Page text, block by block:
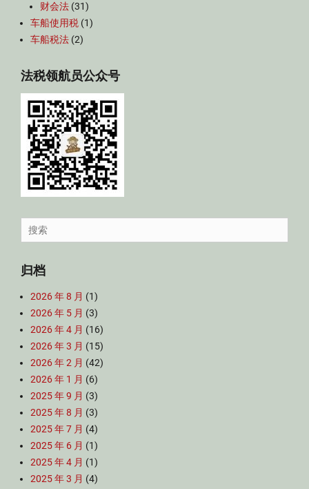
财会法 (31)
车船使用税 (1)
车船税法 (2)
法税领航员公众号
Search
for:
归档
2026 年 8 月 (1)
2026 年 5 月 (3)
2026 年 4 月 (16)
2026 年 3 月 (15)
2026 年 2 月 (42)
2026 年 1 月 (6)
2025 年 9 月 (3)
2025 年 8 月 (3)
2025 年 7 月 (4)
2025 年 6 月 (1)
2025 年 4 月 (1)
2025 年 3 月 (4)